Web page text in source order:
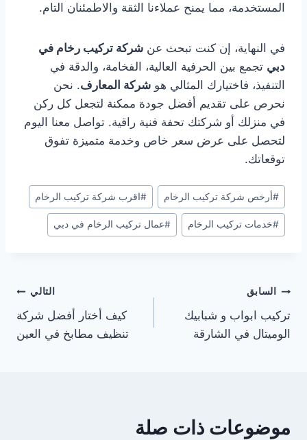
المستخدمة، مما يمنح عملاءنا الثقة والاطمئنان التام.
في النهاية، إن كنت تبحث عن شركة تركيب رخام في
دبي تجمع بين الحرفية العالية، الفخامة، والدقة في
التنفيذ، فاختيارك المثالي هو شركة المعارف. نحن
نحرص على تقديم أفضل جودة ممكنة لتجعل كل ركن
في منزلك أو شركتك تحفة فنية راقية. تواصل معنا اليوم
لتحصل على عرض سعر خاص وخدمة متميزة تفوق
توقعاتك.
وسوم
المقال:
#أرخص شركة تركيب الرخام #اقرب شركة تركيب الرخام
#خدمات تركيب الرخام #عمال تركيب الرخام في دبي
تصفّح
المقالات
السابق
تركيب ابواب و شبابيك
الوميتال في الشارقة
التالي
كيف أختار أفضل شركة
تنظيف مطابخ في العين
موضوعات ذات صلة